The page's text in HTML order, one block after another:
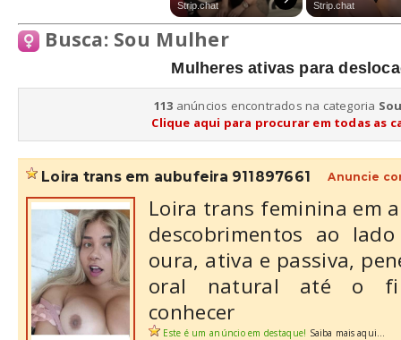
Busca: Sou Mulher
Mulheres ativas para
113 anúncios encontrados na categoria
Clique aqui para procurar em todas as
loira trans em aubufeira 911897661 Anuncie
Loira trans feminina em
descobrimentos ao
oura, ativa e passiva,
oral natural até o
conhecer
Este é um anúncio em destaque! Saiba mais aqui...